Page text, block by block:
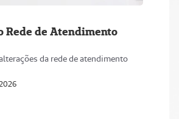
Rede de Atendimento
da rede de atendimento